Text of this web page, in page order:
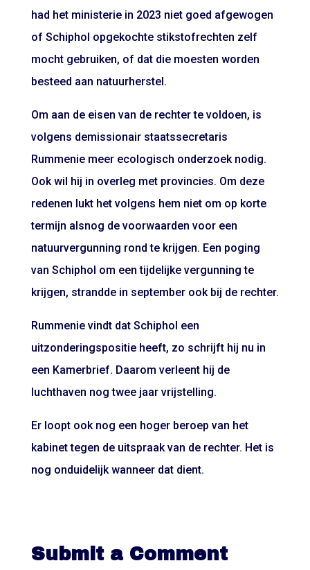
had het ministerie in 2023 niet goed afgewogen
of Schiphol opgekochte stikstofrechten zelf
mocht gebruiken, of dat die moesten worden
besteed aan natuurherstel.
Om aan de eisen van de rechter te voldoen, is
volgens demissionair staatssecretaris
Rummenie meer ecologisch onderzoek nodig.
Ook wil hij in overleg met provincies. Om deze
redenen lukt het volgens hem niet om op korte
termijn alsnog de voorwaarden voor een
natuurvergunning rond te krijgen. Een poging
van Schiphol om een tijdelijke vergunning te
krijgen, strandde in september ook bij de rechter.
Rummenie vindt dat Schiphol een
uitzonderingspositie heeft, zo schrijft hij nu in
een Kamerbrief. Daarom verleent hij de
luchthaven nog twee jaar vrijstelling.
Er loopt ook nog een hoger beroep van het
kabinet tegen de uitspraak van de rechter. Het is
nog onduidelijk wanneer dat dient.
Submit a Comment